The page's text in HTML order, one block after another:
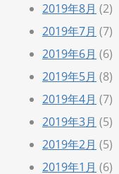
2019年8月 (2)
2019年7月 (7)
2019年6月 (6)
2019年5月 (8)
2019年4月 (7)
2019年3月 (5)
2019年2月 (5)
2019年1月 (6)